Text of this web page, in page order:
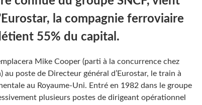
la compagnie ferroviaire
55% du capital.
Mike Cooper (parti à la concurrence chez
poste de Directeur général d’Eurostar, le train à
au Royaume-Uni. Entré en 1982 dans le groupe
plusieurs postes de dirigeant opérationnel